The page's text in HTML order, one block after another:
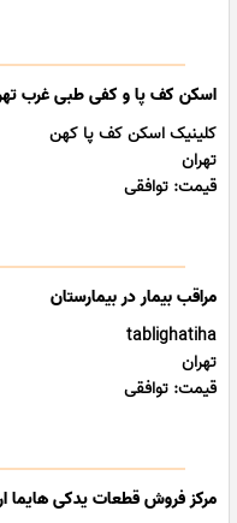
اسکن کف پا و کفی طبی غرب
کلینیک اسکن کف پا کهن
تهران
قیمت: توافقی
مراقب بیمار در بیمارستان
tablighatiha
تهران
قیمت: توافقی
مرکز فروش قطعات یدکی هایما